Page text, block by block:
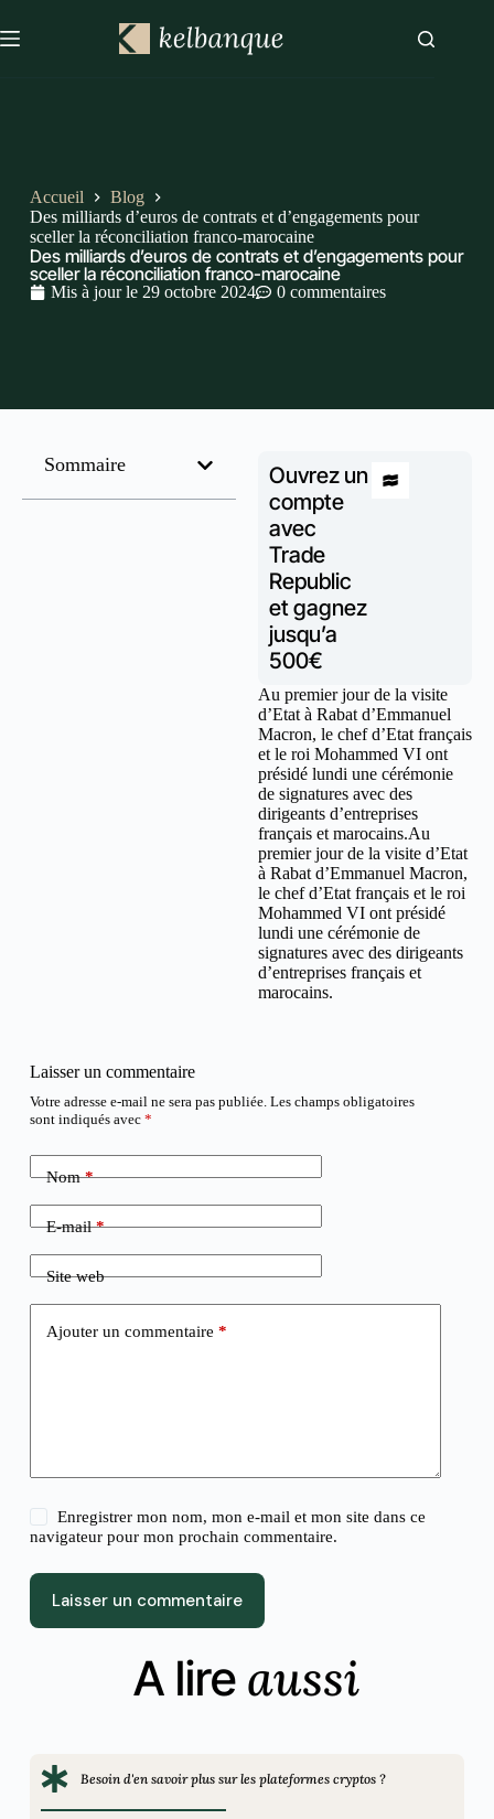
Accueil
Blog
Des milliards d’euros de contrats et d’engagements pour
sceller la réconciliation franco-marocaine
Des milliards d’euros de contrats et d’engagements pour
sceller la réconciliation franco-marocaine
Mis à jour le 29 octobre 2024 0 commentaires
Sommaire
Ouvrez un
compte
avec
Trade
Republic
et gagnez
jusqu’a
500€
Au premier jour de la visite
d’Etat à Rabat d’Emmanuel
Macron, le chef d’Etat français
et le roi Mohammed VI ont
présidé lundi une cérémonie
de signatures avec des
dirigeants d’entreprises
français et marocains.Au
premier jour de la visite d’Etat
à Rabat d’Emmanuel Macron,
le chef d’Etat français et le roi
Mohammed VI ont présidé
lundi une cérémonie de
signatures avec des dirigeants
d’entreprises français et
marocains.
Laisser un commentaire
Votre adresse e-mail ne sera pas publiée. Les champs obligatoires
sont indiqués avec *
Nom*
E-mail*
Site web
Ajouter un commentaire *
Enregistrer mon nom, mon e-mail et mon site dans ce
navigateur pour mon prochain commentaire.
Laisser un commentaire
A lire aussi
Besoin d'en savoir plus sur les plateformes cryptos ?